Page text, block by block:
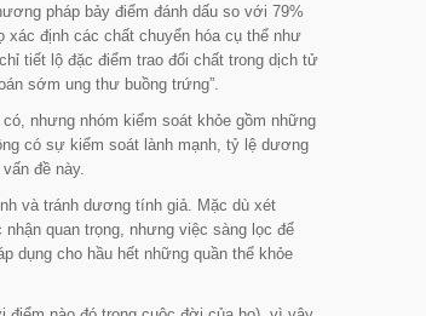
pháp bảy điểm đánh dấu so với 79%
xác định các chất chuyển hóa cụ thể như
tiết lộ đặc điểm trao đổi chất trong dịch tử
sớm ung thư buồng trứng”.
nhưng nhóm kiểm soát khỏe gồm những
có sự kiểm soát lành mạnh, tỷ lệ dương
đề này.
và tránh dương tính giả. Mặc dù xét
quan trọng, nhưng việc sàng lọc để
dụng cho hầu hết những quần thể khỏe